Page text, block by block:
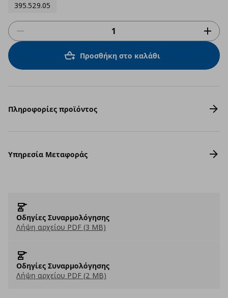
395.529.05
Προσθήκη στο καλάθι
Πληροφορίες προϊόντος
Υπηρεσία Μεταφοράς
Οδηγίες Συναρμολόγησης
Λήψη αρχείου PDF (3 MB)
Οδηγίες Συναρμολόγησης
Λήψη αρχείου PDF (2 MB)